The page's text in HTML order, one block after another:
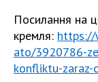
Посилання на
кремля: https://
ato/3920786-
konfliktu-